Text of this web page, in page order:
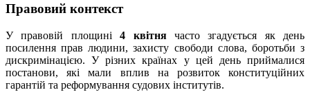
Правовий контекст
У правовій площині4 квітнячасто згадується як день
посилення прав людини, захисту свободи слова, боротьби з
дискримінацією. У різних країнах у цей день приймалися
постанови, які мали вплив на розвиток конституційних
гарантій та реформування судових інститутів.